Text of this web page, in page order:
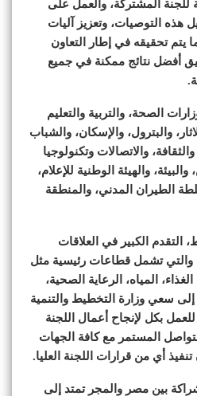
للجنة المشتركة، والعمل على
هذه التوصيات، وتعزيز آليات
يتم تحقيقه في إطار التعاون
أفضل نتائج ممكنة في جميع
الصحة، والتربية والتعليم
والبترول، والإسكان، والشباب
والاتصالات وتكنولوجيا
والهيئة الوطنية للإعلام،
الطيران المدني، والمنطقة
التقدم الكبير في العلاقات
والتي تشمل قطاعات رئيسية مثل
المياه، الرعاية الصحية،
إلى سعي وزارة التخطيط والتنمية
للعمل بكل لإنجاح أعمال اللجنة
المستمر مع كافة الجهات
أي من قرارات اللجنة العليا.
بين مصر والمجر تمتد إلى